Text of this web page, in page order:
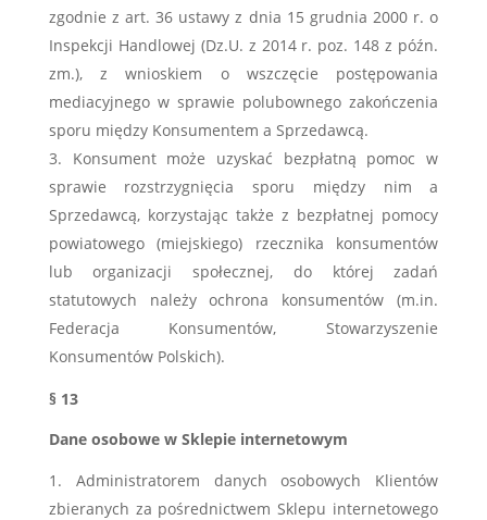
zgodnie z art. 36 ustawy z dnia 15 grudnia 2000 r. o
Inspekcji Handlowej (Dz.U. z 2014 r. poz. 148 z późn.
zm.), z wnioskiem o wszczęcie postępowania
mediacyjnego w sprawie polubownego zakończenia
sporu między Konsumentem a Sprzedawcą.
Konsument może uzyskać bezpłatną pomoc w
sprawie rozstrzygnięcia sporu między nim a
Sprzedawcą, korzystając także z bezpłatnej pomocy
powiatowego (miejskiego) rzecznika konsumentów
lub organizacji społecznej, do której zadań
statutowych należy ochrona konsumentów (m.in.
Federacja Konsumentów, Stowarzyszenie
Konsumentów Polskich).
§ 13
Dane osobowe w Sklepie internetowym
Administratorem danych osobowych Klientów
zbieranych za pośrednictwem Sklepu internetowego